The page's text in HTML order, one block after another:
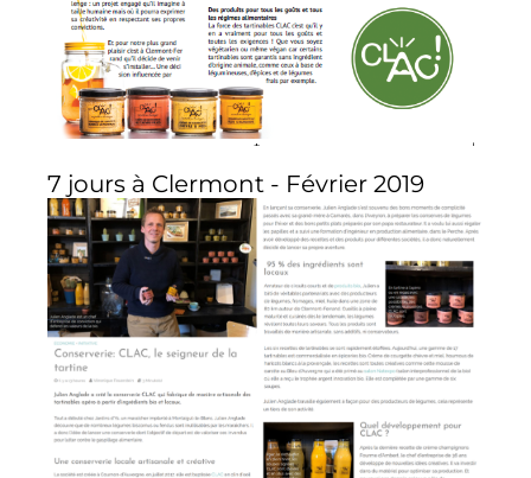
7 jours à Clermont - Février 2019